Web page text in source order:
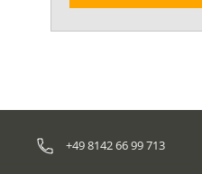
+49 8142 66 99 713